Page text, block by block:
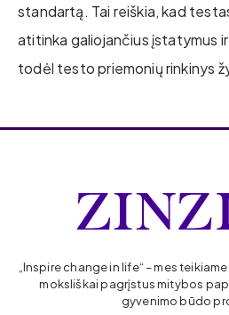
standartą. Tai reiškia, kad
atitinka galiojančius įstatymus
todėl testo priemonių rinkinys
„Inspire change in life“ – mes
moksliškai pagrįstus mitybos
gyvenimo būdo